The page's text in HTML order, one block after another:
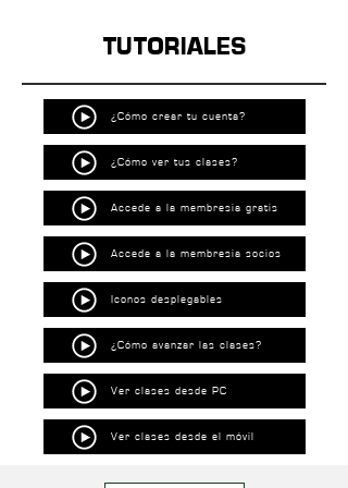
TUTORIALES
¿Cómo crear tu cuenta?
¿Cómo ver tus clases?
Accede a la membresia gratis
Accede a la membresia socios
Iconos desplegables
¿Cómo avanzar las clases?
Ver clases desde PC
Ver clases desde el móvil